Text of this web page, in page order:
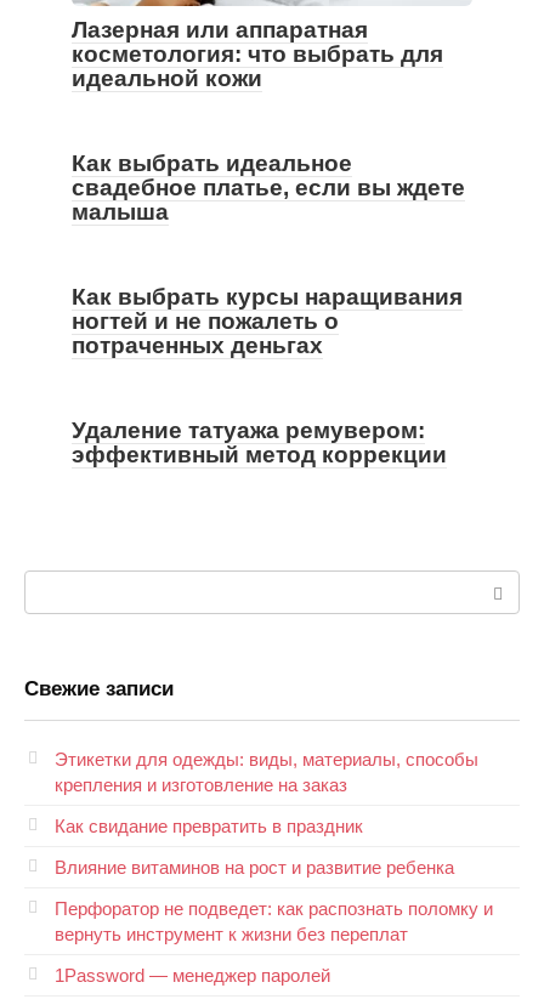
Лазерная или аппаратная
косметология: что выбрать для
идеальной кожи
Как выбрать идеальное
свадебное платье, если вы ждете
малыша
Как выбрать курсы наращивания
ногтей и не пожалеть о
потраченных деньгах
Удаление татуажа ремувером:
эффективный метод коррекции
Свежие записи
Этикетки для одежды: виды, материалы, способы
крепления и изготовление на заказ
Как свидание превратить в праздник
Влияние витаминов на рост и развитие ребенка
Перфоратор не подведет: как распознать поломку и
вернуть инструмент к жизни без переплат
1Password — менеджер паролей